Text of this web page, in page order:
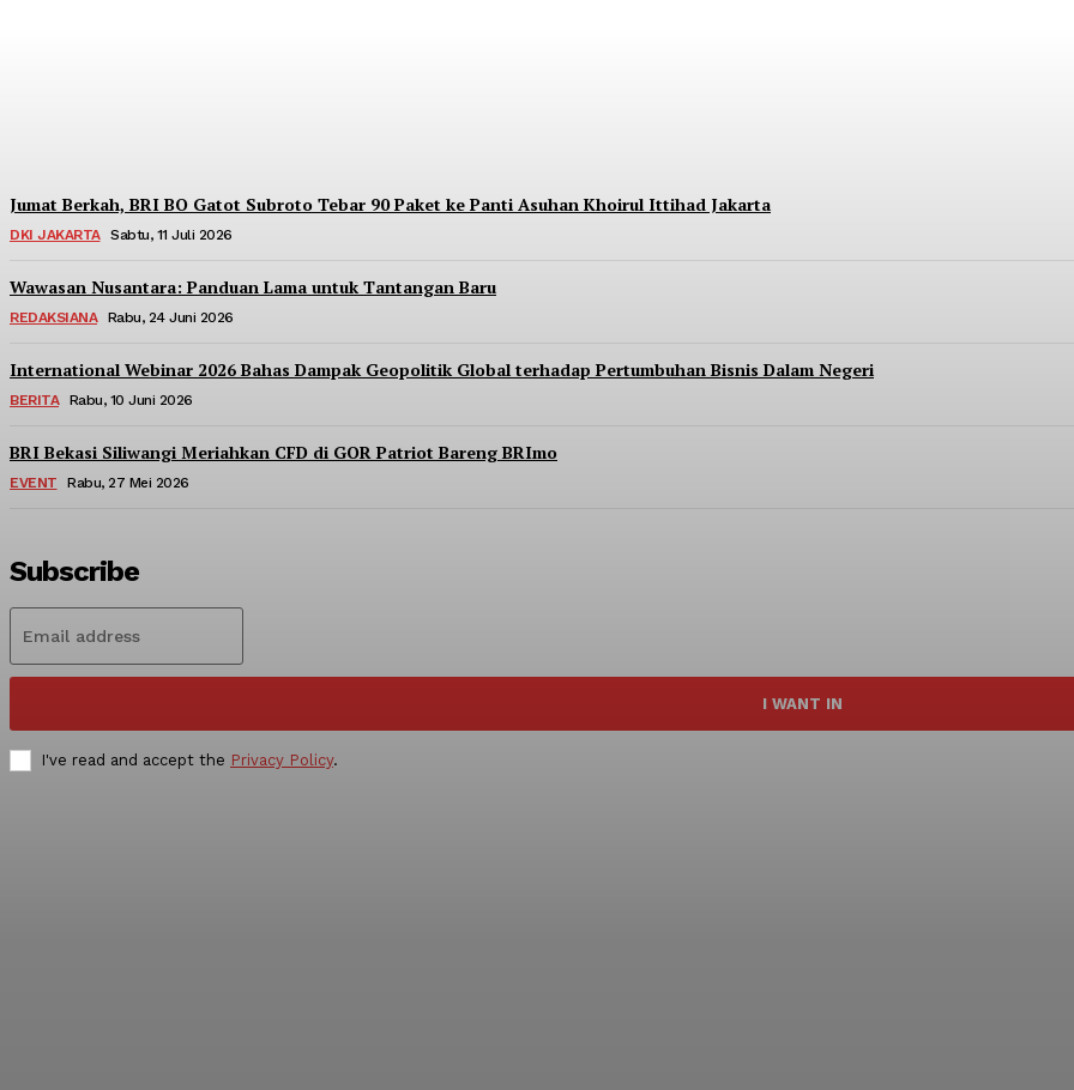
Jumat Berkah, BRI BO Gatot Subroto Tebar 90 Paket ke Panti Asuhan Khoirul Ittihad Jakarta
DKI JAKARTA Sabtu, 11 Juli 2026
Wawasan Nusantara: Panduan Lama untuk Tantangan Baru
REDAKSIANA Rabu, 24 Juni 2026
International Webinar 2026 Bahas Dampak Geopolitik Global terhadap Pertumbuhan Bisnis Dalam Negeri
BERITA Rabu, 10 Juni 2026
BRI Bekasi Siliwangi Meriahkan CFD di GOR Patriot Bareng BRImo
EVENT Rabu, 27 Mei 2026
Subscribe
I WANT IN
I've read and accept the Privacy Policy.